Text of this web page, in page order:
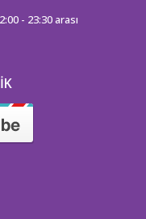
- 23:30 arası